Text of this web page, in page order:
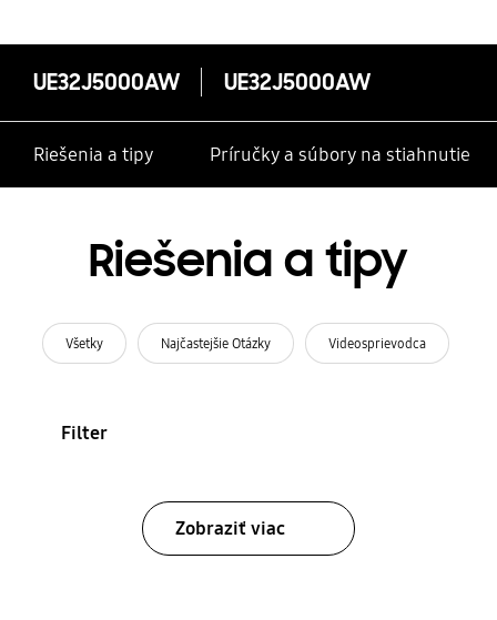
UE32J5000AW UE32J5000AW
Riešenia a tipy Príručky a súbory na stiahnutie
Riešenia a tipy
Všetky Najčastejšie Otázky Videosprievodca
Filter
Zobraziť viac